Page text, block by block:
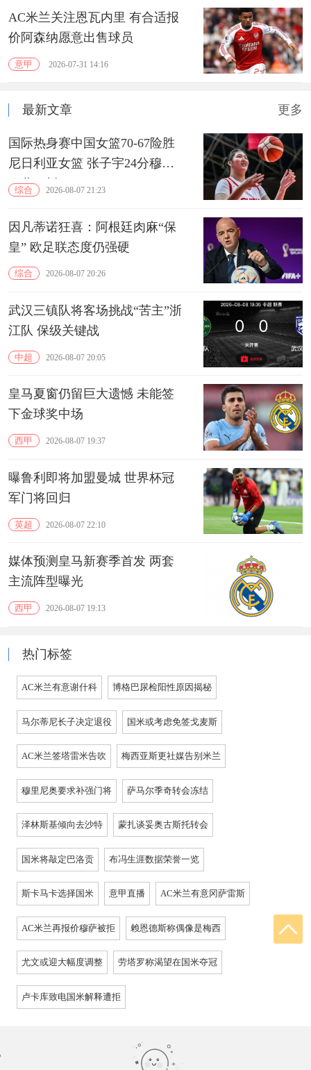
AC米兰关注恩瓦内里 有合适报
价阿森纳愿意出售球员
意甲 2026-07-31 14:16
最新文章 更多
国际热身赛中国女篮70-67险胜
尼日利亚女篮 张子宇24分穆萨
15分10板
综合 2026-08-07 21:23
因凡蒂诺狂喜：阿根廷肉麻“保
皇” 欧足联态度仍强硬
综合 2026-08-07 20:26
武汉三镇队将客场挑战“苦主”浙
江队 保级关键战
中超 2026-08-07 20:05
皇马夏窗仍留巨大遗憾 未能签
下金球奖中场
西甲 2026-08-07 19:37
曝鲁利即将加盟曼城 世界杯冠
军门将回归
英超 2026-08-07 22:10
媒体预测皇马新赛季首发 两套
主流阵型曝光
西甲 2026-08-07 19:13
热门标签
AC米兰有意谢什科 博格巴尿检阳性原因揭秘
马尔蒂尼长子决定退役 国米或考虑免签戈麦斯
AC米兰签塔雷米告吹 梅西亚斯更社媒告别米兰
穆里尼奥要求补强门将 萨马尔季奇转会冻结
泽林斯基倾向去沙特 蒙扎谈妥奥古斯托转会
国米将敲定巴洛贡 布冯生涯数据荣誉一览
斯卡马卡选择国米 意甲直播 AC米兰有意冈萨雷斯
AC米兰再报价穆萨被拒 赖恩德斯称偶像是梅西
尤文或迎大幅度调整 劳塔罗称渴望在国米夺冠
卢卡库致电国米解释遭拒